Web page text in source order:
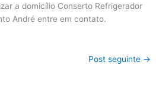
a domicílio Conserto Refrigerador
André entre em contato.
Post seguinte →